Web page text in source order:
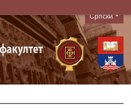
Language
Српски